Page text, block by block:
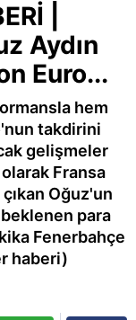
|
Aydın
Euro...
hem
takdirini
gelişmeler
Fransa
Oğuz'un
para
Fenerbahçe
haberi)